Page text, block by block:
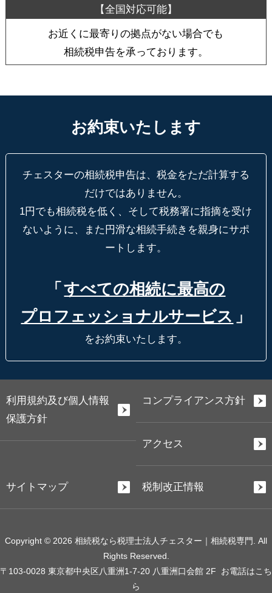
お近くに最寄りの拠点がない場合でも
相続税申告を承っております。
お約束いたします
チェスターの相続税申告は、税金をただ計算する
だけではありません。
1円でも相続税を低く、そして税務署に指摘を受け
ないように、
また円滑な相続手続きを親身にサポ
ートします。
「 すべての相続に最高の
プロフェッショナルサービス 」
をお約束いたします。
利用規約及び個人情報
保護方針
コンプライアンス方針
アクセス
サイトマップ 税制改正情報
Copyright © 2026 相続税なら税理士法人チェスター｜相続税専門. All
Rights Reserved.
〒103-0028 東京都中央区八重洲1-7-20 八重洲口会館 2F お電話はこち
ら